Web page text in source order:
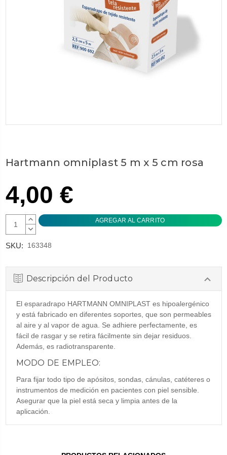
Hartmann omniplast 5 m x 5 cm rosa
4,00 €
AUMENTAR
CANTIDAD:
DISMINUIR
SKU: 163348
Descripción del Producto
El esparadrapo HARTMANN OMNIPLAST es hipoalergénico
y está fabricado en diferentes soportes, que son permeables
al aire y al vapor de agua. Se adhiere perfectamente, es
fácil de rasgar y se retira fácilmente sin dejar residuos.
Además, es radiotransparente.
MODO DE EMPLEO:
Para fijar todo tipo de apósitos, sondas, cánulas, catéteres o
instrumentos de medición en pacientes con piel sensible.
Asegurar que la piel está seca y limpia antes de la
aplicación.